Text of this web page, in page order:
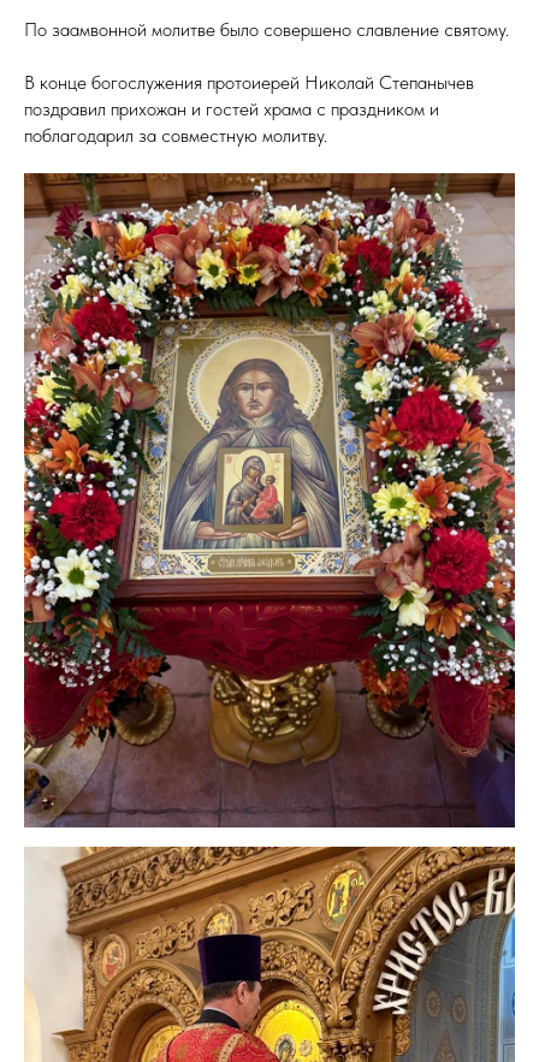
По заамвонной молитве было совершено славление святому.
В конце богослужения протоиерей Николай Степанычев
поздравил прихожан и гостей храма с праздником и
поблагодарил за совместную молитву.